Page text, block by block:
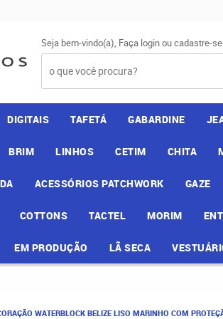
Seja bem-vindo(a), Faça loginoucadastre-se
DIGITAIS TAFETÁ GABARDINE
BRIM LINHOS CETIM CHITA
ACESSÓRIOS PATCHWORK GAZE
COTTONS TACTEL MORIM
EM PRODUÇÃO LÃ SECA
WATERBLOCK BELIZE LISO MARINHO COM